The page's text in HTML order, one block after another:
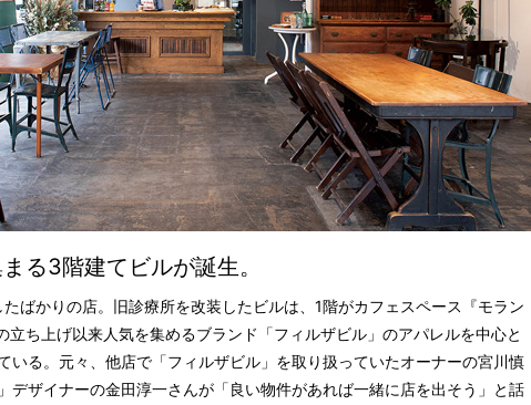
る3階建てビルが誕生。
ばかりの店。旧診療所を改装したビルは、1階がカフェスペース『モラン
立ち上げ以来人気を集めるブランド「フィルザビル」のアパレルを中心と
いる。元々、他店で「フィルザビル」を取り扱っていたオーナーの宮川慎
デザイナーの金田淳一さんが「良い物件があれば一緒に店を出そう」と話